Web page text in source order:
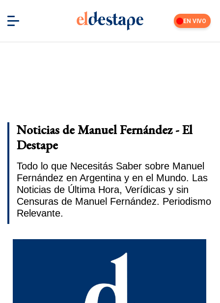
EN VIVO
Noticias de Manuel Fernández - El
Destape
Todo lo que Necesitás Saber sobre Manuel
Fernández en Argentina y en el Mundo. Las
Noticias de Última Hora, Verídicas y sin
Censuras de Manuel Fernández. Periodismo
Relevante.